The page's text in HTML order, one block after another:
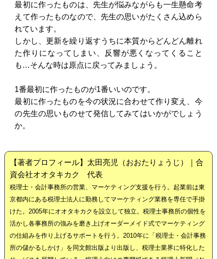
最初に作ったものは、先生が悩みながらも一生懸命考
えて作ったものなので、先生の思いがたくさん込めら
れています。
しかし、更新を繰り返すうちに本質からどんどん離れ
た作りになってしまい、反響が悪くなってくること
も…そんな時は原点に戻ってみましょう。
1番最初に作ったものが1番いいのです。
最初に作ったものを今の状況に合わせて作り変え、今
の先生の思いものせて発信してみてはいかがでしょう
か。
【著者プロフィール】太田亮児（おおたりょうじ）｜合
資会社オオタキカク 代表
税理士・会計事務所の営業、マーケティング支援を行う。起業前は東
京都内にある税理士法人に勤務してマーケティング業務を専任で手掛
けた。2005年にオオタキカクを設立して独立。税理士事務所の個性を
活かし各事務所の強みを磨き上げオーダーメイド式でマーケティング
の仕組みを作り上げるサポートを行う。2010年に「税理士・会計事務
所の儲かるしかけ」を同文館出版より出版し、税理士業界に特化した